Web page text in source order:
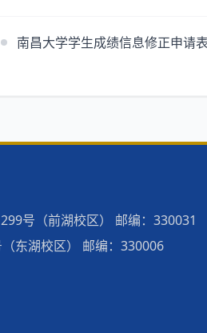
南昌大学学生成绩信息修正申请表
号（前湖校区） 邮编：330031
东湖校区） 邮编：330006